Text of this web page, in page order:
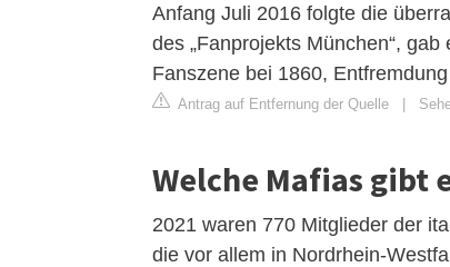
Anfang Juli 2016 folgte die
des „Fanprojekts München“,
Fanszene bei 1860,
Antrag auf Entfernung der Quelle |
Welche Mafias gibt
2021 waren 770 Mitglieder der
die vor allem in Nordrhein-